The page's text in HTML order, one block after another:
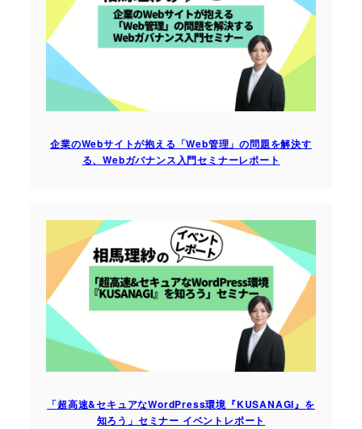
企業のWebサイトが抱える「Web管理」の問題を解決す
る、Webガバナンス入門セミナーレポート
「超高速&セキュアなWordPress環境『KUSANAGI』を
知ろう」セミナー イベントレポート